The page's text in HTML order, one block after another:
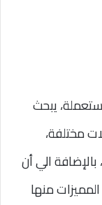
يبحث
مختلفة،
الي أن
منها